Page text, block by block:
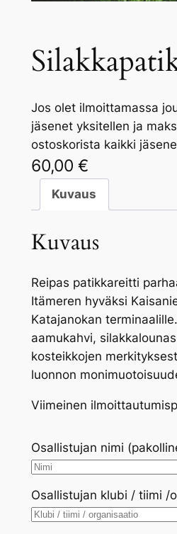
Jos olet ilmoittamassa
jäsenet yksitellen ja
ostoskorista kaikki
60,00 €
Kuvaus
Kuvaus
Reipas patikkareitti
Itämeren hyväksi
Katajanokan
aamukahvi,
kosteikkojen
luonnon
Viimeinen
Osallistujan nimi
Osallistujan klubi / tiimi /